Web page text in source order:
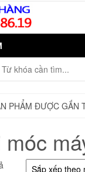
PHẨM ĐƯỢC GẮN
móc